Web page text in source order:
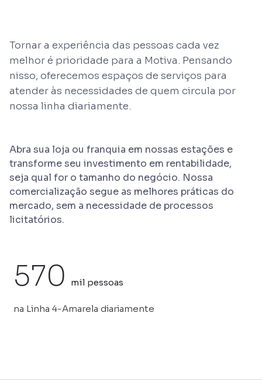
Tornar a experiência das pessoas cada vez
melhor é prioridade para a Motiva. Pensando
nisso, oferecemos espaços de serviços para
atender às necessidades de quem circula por
nossa linha diariamente.
Abra sua loja ou franquia em nossas estações e
transforme seu investimento em rentabilidade,
seja qual for o tamanho do negócio. Nossa
comercialização segue as melhores práticas do
mercado, sem a necessidade de processos
licitatórios.
570 mil pessoas
na Linha 4-Amarela diariamente